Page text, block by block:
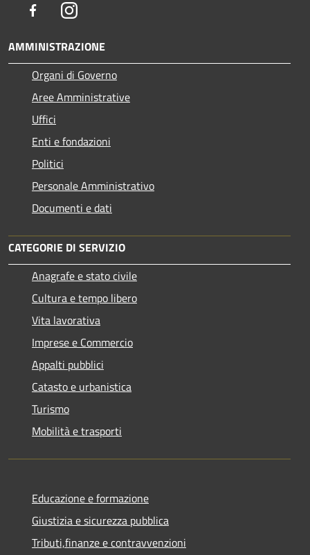
FacebookInstagram
AMMINISTRAZIONE
Organi di Governo
Aree Amministrative
Uffici
Enti e fondazioni
Politici
Personale Amministrativo
Documenti e dati
CATEGORIE DI SERVIZIO
Anagrafe e stato civile
Cultura e tempo libero
Vita lavorativa
Imprese e Commercio
Appalti pubblici
Catasto e urbanistica
Turismo
Mobilità e trasporti
Educazione e formazione
Giustizia e sicurezza pubblica
Tributi,finanze e contravvenzioni